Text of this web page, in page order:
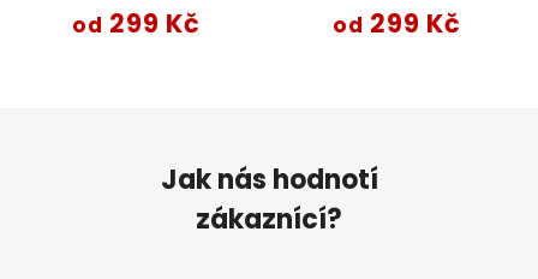
od 299 Kč od 299 Kč
Jak nás hodnotí
zákaznící?